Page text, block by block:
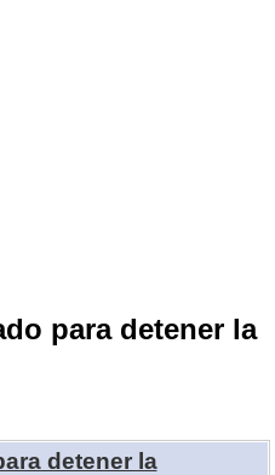
para detener la
detener la